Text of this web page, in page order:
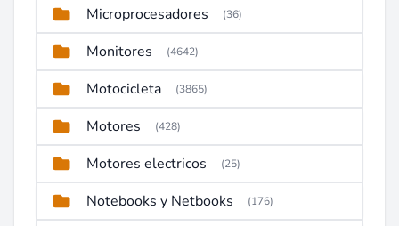
Microprocesadores (36)
Monitores (4642)
Motocicleta (3865)
Motores (428)
Motores electricos (25)
Notebooks y Netbooks (176)